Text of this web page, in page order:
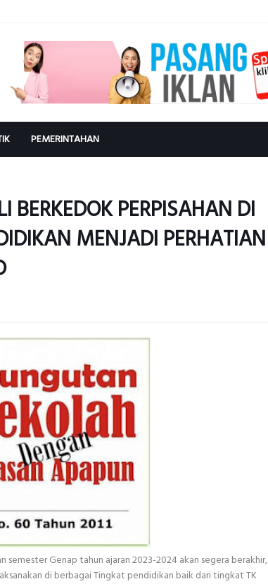
PEMERINTAHAN
BERKEDOK PERPISAHAN DI
MENJADI PERHATIAN
semester Genap tahun ajaran 2023-2024 akan segera berakhir,
di berbagai Tingkat pendidikan baik dari tingkat TK